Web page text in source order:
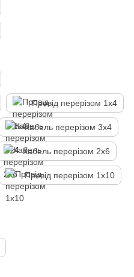
Провід перерізом 1х4
Кабель перерізом 3х4
Кабель перерізом 2х6
Провід перерізом 1х10